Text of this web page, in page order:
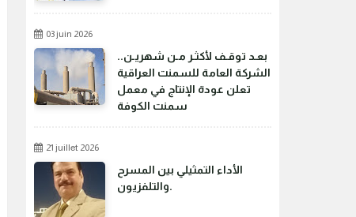
03 juin 2026
بعـد توقـف لأكثـر مـن شهريـن..
الشركة العامة للسمنت العراقية
تعلن عودة الإنتاج في معمل
سمنت الكوفة
21 juillet 2026
الأداء التمثيلي بين المسرح
والتلفزيون.